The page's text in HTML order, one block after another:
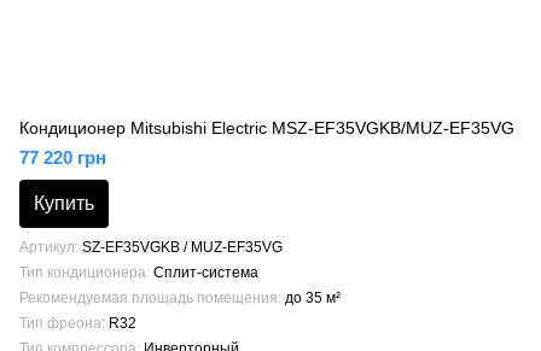
Кондиционер Mitsubishi Electric MSZ-EF35VGKB/MUZ-EF35VG
77 220 грн
Купить
Артикул SZ-EF35VGKB / MUZ-EF35VG
Тип кондиционера Сплит-система
Рекомендуемая площадь помещения до 35 м²
Тип фреона R32